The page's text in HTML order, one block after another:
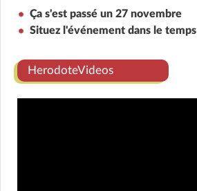
Ça s'est passé un 27 novembre
Situez l'événement dans le temps
HerodoteVideos